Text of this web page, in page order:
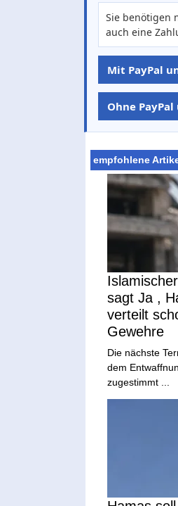
Sie benötigen
auch eine
Mit PayPal
Ohne
empfohlene
sagt Ja ,
verteilt
Gewehre
Die nächste
dem
zugestimmt ...